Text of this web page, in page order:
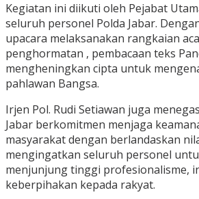
Kegiatan ini diikuti oleh Pejabat
seluruh personel Polda Jabar.
upacara melaksanakan rangkaian
penghormatan , pembacaan teks
mengheningkan cipta untuk
pahlawan Bangsa.
Irjen Pol. Rudi Setiawan juga
Jabar berkomitmen menjaga
masyarakat dengan berlandaskan
mengingatkan seluruh personel
menjunjung tinggi profesionalisme,
keberpihakan kepada rakyat.